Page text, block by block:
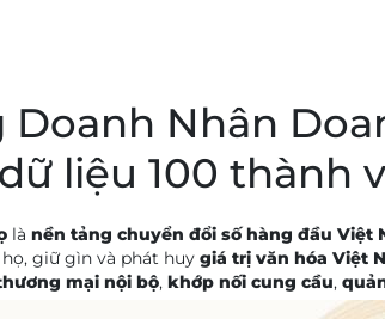
Nhân
liệu 100 thành
lànền tảng chuyển đổi số hàng đầu Việt
giữ gìn và phát huygiá trị văn hóa Việt
mại nội bộ,khớp nối cung cầu,